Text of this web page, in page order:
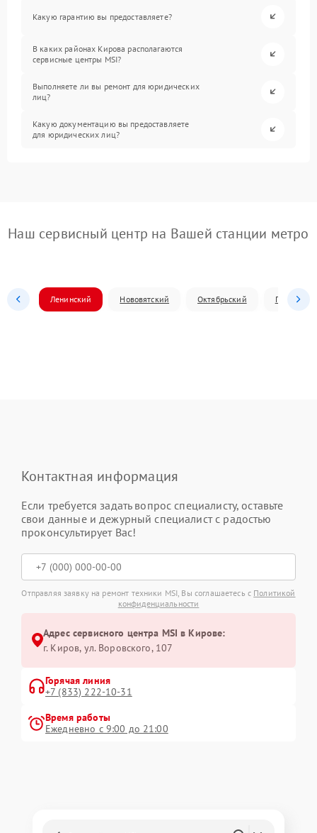
Какую гарантию вы предоставляете?
В каких районах Кирова располагаются
сервисные центры MSI?
Выполняете ли вы ремонт для юридических
лиц?
Какую документацию вы предоставляете
для юридических лиц?
Наш сервисный центр на Вашей станции метро
Ленинский Нововятский Октябрьский
Контактная информация
Если требуется задать вопрос специалисту, оставьте
свои данные и дежурный специалист с радостью
проконсультирует Вас!
Отправляя заявку на ремонт техники MSI, Вы соглашаетесь с Политикой
конфиденциальности
Адрес сервисного центра MSI в Кирове:
г. Киров, ул. Воровского, 107
Горячая линия
+7 (833) 222-10-31
Время работы
Ежедневно с 9:00 до 21:00